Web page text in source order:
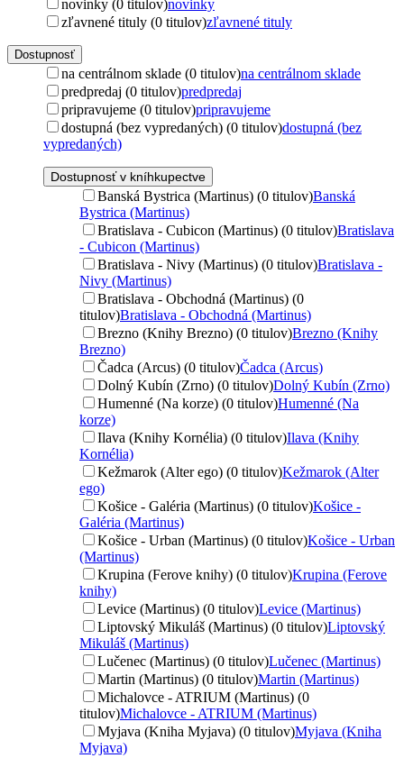
novinky (0 titulov)novinky
zľavnené tituly (0 titulov)zľavnené tituly
Dostupnosť
na centrálnom sklade (0 titulov)na centrálnom sklade
predpredaj (0 titulov)predpredaj
pripravujeme (0 titulov)pripravujeme
dostupná (bez vypredaných) (0 titulov)dostupná (bez
vypredaných)
Dostupnosť v kníhkupectve
Banská Bystrica (Martinus) (0 titulov)Banská
Bystrica (Martinus)
Bratislava - Cubicon (Martinus) (0 titulov)Bratislava
- Cubicon (Martinus)
Bratislava - Nivy (Martinus) (0 titulov)Bratislava -
Nivy (Martinus)
Bratislava - Obchodná (Martinus) (0
titulov)Bratislava - Obchodná (Martinus)
Brezno (Knihy Brezno) (0 titulov)Brezno (Knihy
Brezno)
Čadca (Arcus) (0 titulov)Čadca (Arcus)
Dolný Kubín (Zrno) (0 titulov)Dolný Kubín (Zrno)
Humenné (Na korze) (0 titulov)Humenné (Na
korze)
Ilava (Knihy Kornélia) (0 titulov)Ilava (Knihy
Kornélia)
Kežmarok (Alter ego) (0 titulov)Kežmarok (Alter
ego)
Košice - Galéria (Martinus) (0 titulov)Košice -
Galéria (Martinus)
Košice - Urban (Martinus) (0 titulov)Košice - Urban
(Martinus)
Krupina (Ferove knihy) (0 titulov)Krupina (Ferove
knihy)
Levice (Martinus) (0 titulov)Levice (Martinus)
Liptovský Mikuláš (Martinus) (0 titulov)Liptovský
Mikuláš (Martinus)
Lučenec (Martinus) (0 titulov)Lučenec (Martinus)
Martin (Martinus) (0 titulov)Martin (Martinus)
Michalovce - ATRIUM (Martinus) (0
titulov)Michalovce - ATRIUM (Martinus)
Myjava (Kniha Myjava) (0 titulov)Myjava (Kniha
Myjava)